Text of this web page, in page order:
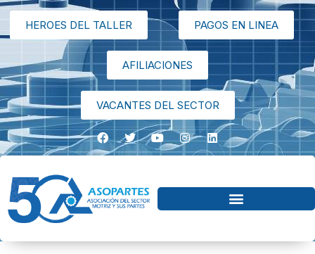
HEROES DEL TALLER PAGOS EN LINEA
AFILIACIONES
VACANTES DEL SECTOR